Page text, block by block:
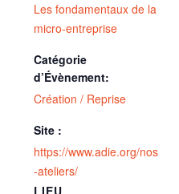
Les fondamentaux de la
micro-entreprise
Catégorie
d’Évènement:
Création / Reprise
Site :
https://www.adie.org/nos
-ateliers/